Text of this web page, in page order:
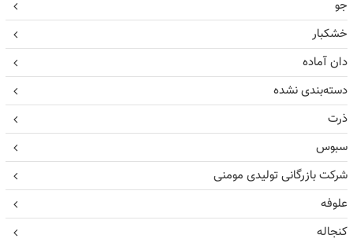
جو
خشکبار
دان آماده
دسته‌بندی نشده
ذرت
سبوس
شرکت بازرگانی تولیدی مومنی
علوفه
کنجاله